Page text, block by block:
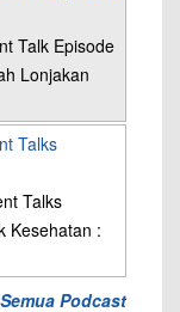
Talk Episode
Lonjakan
Talks
Talks
Kesehatan :
Semua Podcast